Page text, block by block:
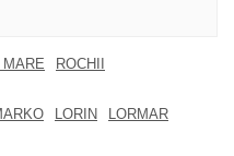
ROCHII
LORIN
LORMAR